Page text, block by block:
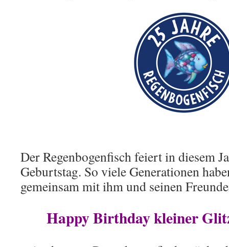
Der Regenbogenfisch feiert in diesem
Geburtstag. So viele Generationen
gemeinsam mit ihm und seinen
Happy Birthday kleiner